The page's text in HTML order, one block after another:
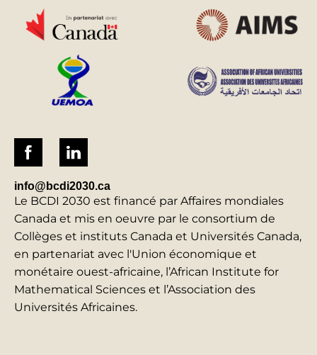
info@bcdi2030.ca
Le BCDI 2030 est financé par Affaires mondiales
Canada et mis en oeuvre par le consortium de
Collèges et instituts Canada et Universités Canada,
en partenariat avec l'Union économique et
monétaire ouest-africaine, l’African Institute for
Mathematical Sciences et l’Association des
Universités Africaines.